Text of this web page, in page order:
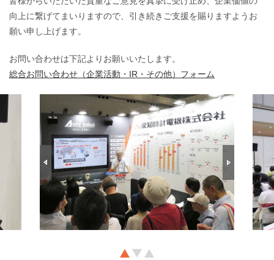
向上に繋げてまいりますので、引き続きご支援を賜りますようお
願い申し上げます。
お問い合わせは下記よりお願いいたします。
総合お問い合わせ（企業活動・IR・その他）フォーム